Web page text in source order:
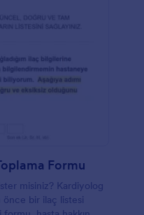
Formu
misiniz? Kardiyolog
önce bir ilaç listesi